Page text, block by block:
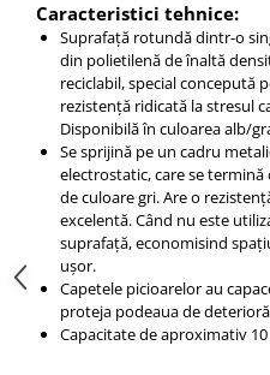
Caracteristici tehnice:
Suprafață rotundă dintr-o
din polietilenă de înaltă
reciclabil, special concepută
rezistență ridicată la stresul
Disponibilă în culoarea alb/
Se sprijină pe un cadru
electrostatic, care se
de culoare gri. Are o
excelentă. Când nu este
suprafață, economisind
ușor.
Capetele picioarelor au
proteja podeaua de
Capacitate de aproximativ